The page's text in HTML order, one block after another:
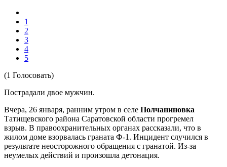
1
2
3
4
5
(1 Голосовать)
Пострадали двое мужчин.
Вчера, 26 января, ранним утром в селе Полчаниновка
Татищевского района Саратовской области прогремел
взрыв. В правоохранительных органах рассказали, что в
жилом доме взорвалась граната Ф-1. Инцидент случился в
результате неосторожного обращения с гранатой. Из-за
неумелых действий и произошла детонация.